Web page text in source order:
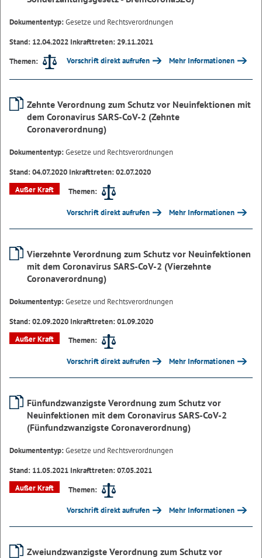
Dokumententyp:Gesetze und Rechtsverordnungen
Stand: 12.04.2022 Inkrafttreten: 29.11.2021
Themen:
Vorschrift direkt aufrufen Mehr Informationen
Zehnte Verordnung zum Schutz vor Neuinfektionen mit
dem Coronavirus SARS-CoV-2 (Zehnte
Coronaverordnung)
Dokumententyp:Gesetze und Rechtsverordnungen
Stand: 04.07.2020 Inkrafttreten: 02.07.2020
Außer Kraft
Themen:
Vorschrift direkt aufrufen Mehr Informationen
Vierzehnte Verordnung zum Schutz vor Neuinfektionen
mit dem Coronavirus SARS-CoV-2 (Vierzehnte
Coronaverordnung)
Dokumententyp:Gesetze und Rechtsverordnungen
Stand: 02.09.2020 Inkrafttreten: 01.09.2020
Außer Kraft
Themen:
Vorschrift direkt aufrufen Mehr Informationen
Fünfundzwanzigste Verordnung zum Schutz vor
Neuinfektionen mit dem Coronavirus SARS-CoV-2
(Fünfundzwanzigste Coronaverordnung)
Dokumententyp:Gesetze und Rechtsverordnungen
Stand: 11.05.2021 Inkrafttreten: 07.05.2021
Außer Kraft
Themen:
Vorschrift direkt aufrufen Mehr Informationen
Zweiundzwanzigste Verordnung zum Schutz vor